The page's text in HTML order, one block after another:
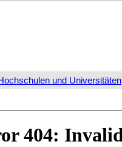
und Universitäten